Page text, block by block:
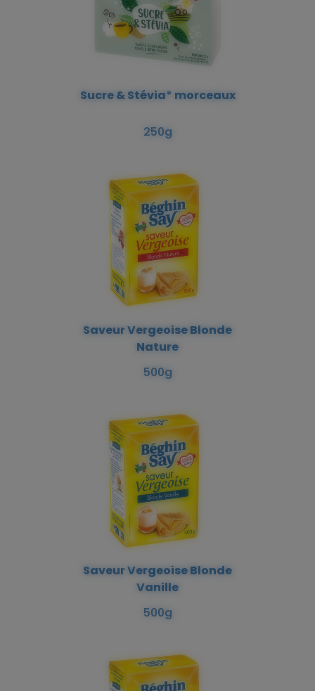
Sucre & Stévia* morceaux
250g
Saveur Vergeoise Blonde
Nature
500g
Saveur Vergeoise Blonde
Vanille
500g